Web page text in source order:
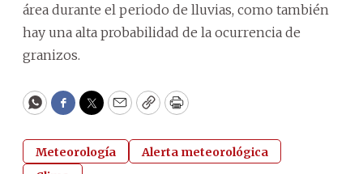
área durante el periodo de lluvias, como también
hay una alta probabilidad de la ocurrencia de
granizos.
WhatsApp
Facebook
Twitter
EmailCopyPrint
Meteorología
Alerta meteorológica